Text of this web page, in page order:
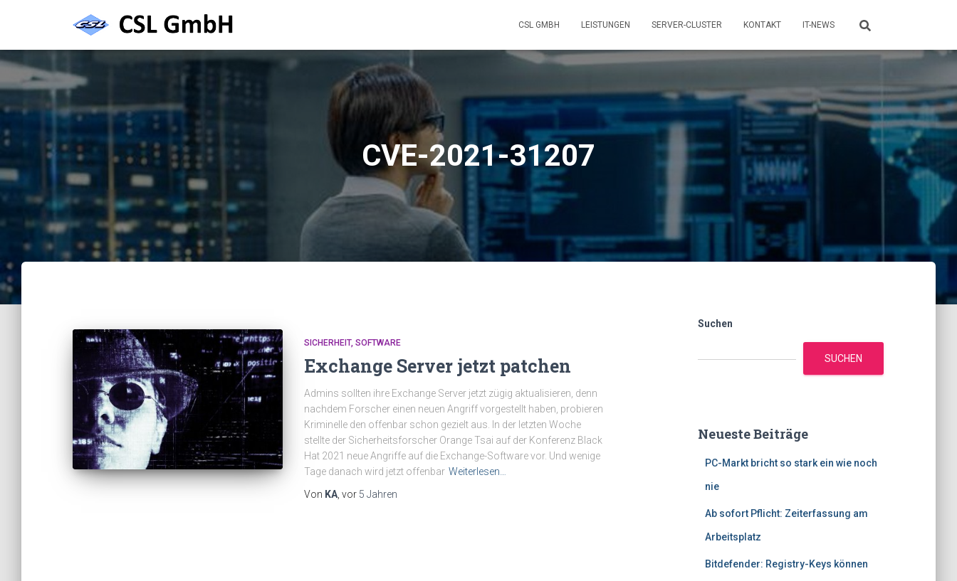
CSL GMBH LEISTUNGEN SERVER-CLUSTER KONTAKT IT-NEWS
CVE-2021-31207
SICHERHEIT SOFTWARE
Exchange Server jetzt patchen
Admins sollten ihre Exchange Server jetzt zügig aktualisieren, denn
nachdem Forscher einen neuen Angriff vorgestellt haben, probieren
Kriminelle den offenbar schon gezielt aus. In der letzten Woche
stellte der Sicherheitsforscher Orange Tsai auf der Konferenz Black
Hat 2021 neue Angriffe auf die Exchange-Software vor. Und wenige
Tage danach wird jetzt offenbar Weiterlesen…
Von KA , vor 5 Jahren
Suchen
SUCHEN
Neueste Beiträge
PC-Markt bricht so stark ein wie noch
nie
Ab sofort Pflicht: Zeiterfassung am
Arbeitsplatz
Bitdefender: Registry-Keys können